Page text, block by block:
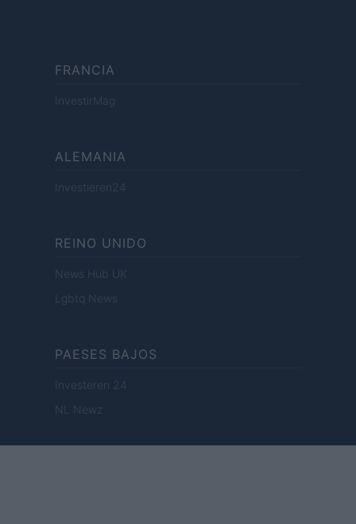
FRANCIA
InvestirMag
ALEMANIA
Investieren24
REINO UNIDO
News Hub UK
Lgbtq News
PAESES BAJOS
Investeren 24
NL Newz